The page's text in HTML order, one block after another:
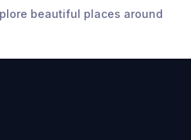
beautiful places around
Gravensteen